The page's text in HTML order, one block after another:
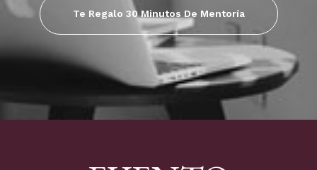
Te Regalo 30 Minutos De Mentoría